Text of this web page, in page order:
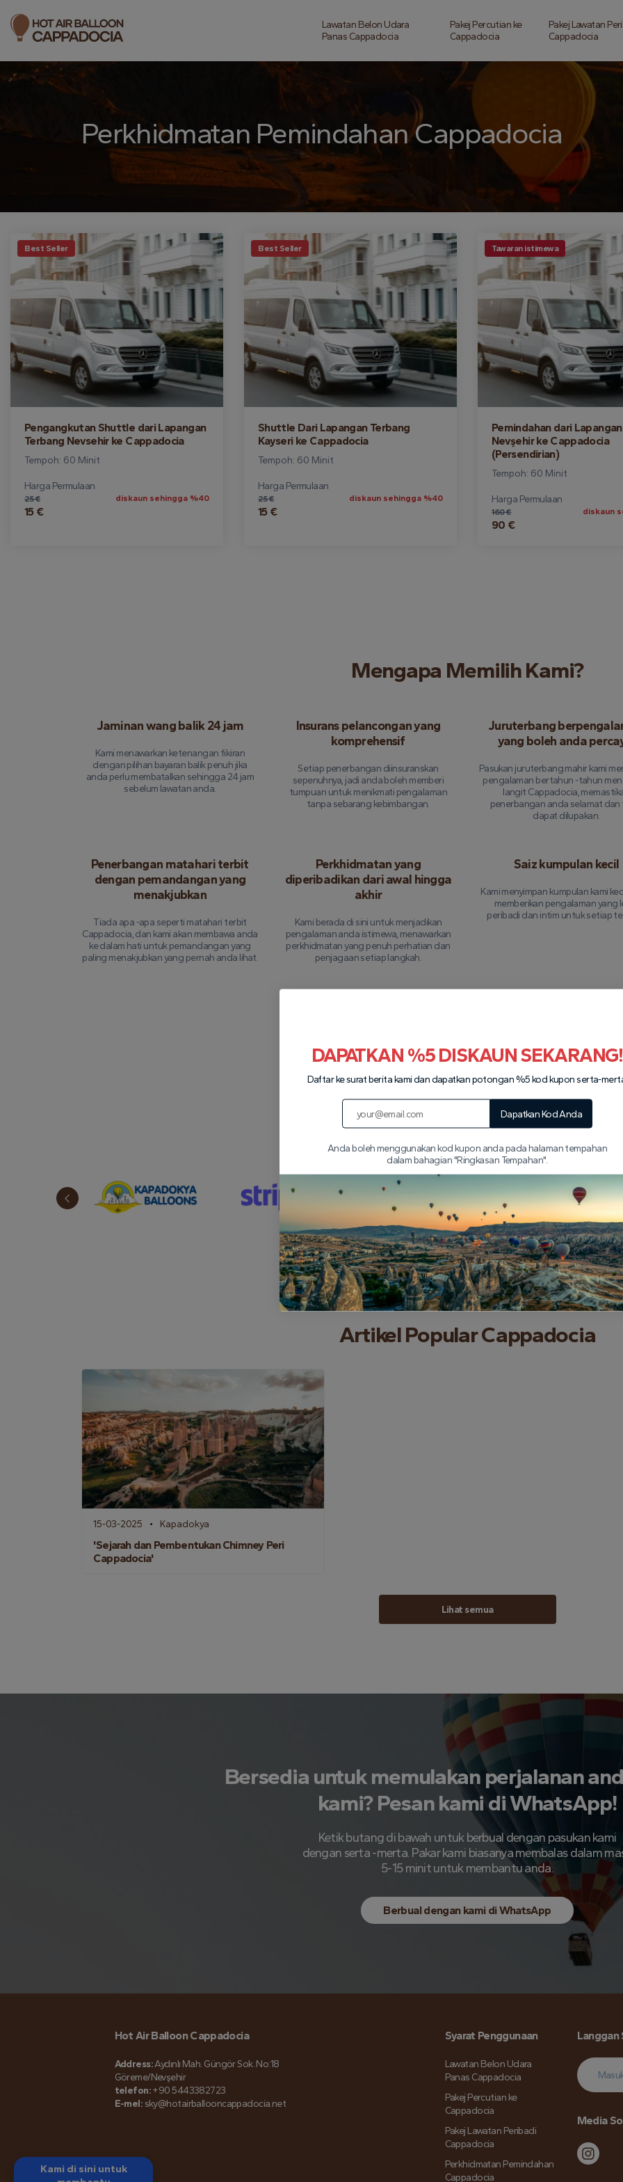
Lawatan Belon Udara
Panas Cappadocia
Pakej Percutian ke
Cappadocia
Pakej Lawatan
Cappadocia
Perkhidmatan Pemindahan Cappadocia
Best Seller
Pengangkutan Shuttle dari Lapangan
Terbang Nevsehir ke Cappadocia
Tempoh: 60 Minit
Harga Permulaan
25 €
15 €
diskaun sehingga %40
Best Seller
Shuttle Dari Lapangan Terbang
Kayseri ke Cappadocia
Tempoh: 60 Minit
Harga Permulaan
25 €
15 €
diskaun sehingga %40
Tawaran istimewa
Pemindahan dari
Nevşehir ke Cappadocia
(Persendirian)
Tempoh: 60 Minit
Harga Permulaan
160 €
90 €
diskaun
Mengapa Memilih Kami?
Jaminan wang balik 24 jam
Kami menawarkan ketenangan fikiran
dengan pilihan bayaran balik penuh jika
anda perlu membatalkan sehingga 24 jam
sebelum lawatan anda.
Insurans pelancongan yang
komprehensif
Setiap penerbangan diinsuranskan
sepenuhnya, jadi anda boleh memberi
tumpuan untuk menikmati pengalaman
tanpa sebarang kebimbangan.
Juruterbang
yang boleh anda
Pasukan juruterbang mahir kami
pengalaman bertahun -tahun
langit Cappadocia,
penerbangan anda selamat
dapat dilupakan.
Penerbangan matahari terbit
dengan pemandangan yang
menakjubkan
Tiada apa -apa seperti matahari terbit
Cappadocia, dan kami akan membawa anda
ke dalam hati untuk pemandangan yang
paling menakjubkan yang pernah anda lihat.
Perkhidmatan yang
diperibadikan dari awal hingga
akhir
Kami berada di sini untuk menjadikan
pengalaman anda istimewa, menawarkan
perkhidmatan yang penuh perhatian dan
penjagaan setiap langkah.
Saiz kumpulan kecil
Kami menyimpan kumpulan kami
memberikan pengalaman yang
peribadi dan intim untuk setiap
Pasangan kami
Artikel Popular Cappadocia
15-03-2025 Kapadokya
'Sejarah dan Pembentukan Chimney Peri
Cappadocia'
Lihat semua
Bersedia untuk memulakan perjalanan
kami? Pesan kami di WhatsApp!
Ketik butang di bawah untuk berbual dengan pasukan kami
dengan serta -merta. Pakar kami biasanya membalas dalam
5-15 minit untuk membantu anda.
Berbual dengan kami di WhatsApp
Hot Air Balloon Cappadocia
Address:Aydınlı Mah. Güngör Sok. No:18
Göreme/Nevşehir
telefon:+90 5443382723
E-mel: sky@hotairballooncappadocia.net
Syarat Penggunaan
Lawatan Belon Udara
Panas Cappadocia
Pakej Percutian ke
Cappadocia
Pakej Lawatan Peribadi
Cappadocia
Perkhidmatan Pemindahan
Cappadocia
Langgan
Media
DAPATKAN %5 DISKAUN SEKARANG!
Daftar ke surat berita kami dan dapatkan potongan %5 kod kupon serta-
Dapatkan Kod Anda
Anda boleh menggunakan kod kupon anda pada halaman tempahan
dalam bahagian "Ringkasan Tempahan".
Kami di sini untuk